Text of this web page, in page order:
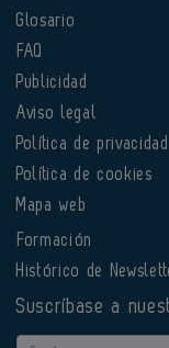
Glosario
FAQ
Publicidad
Aviso legal
Política de privacidad
Política de cookies
Mapa web
Formación
Histórico de
Suscríbase a
Email